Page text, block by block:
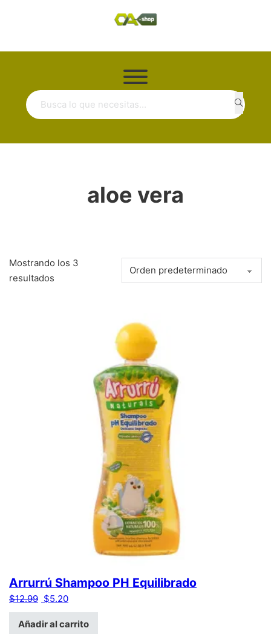
Buscar ...
aloe vera
Mostrando los 3
resultados
Arrurrú Shampoo PH Equilibrado
$12.99 El precio original era: $12.99.
$5.20El precio actual es: $5.20.
Añadir al carrito